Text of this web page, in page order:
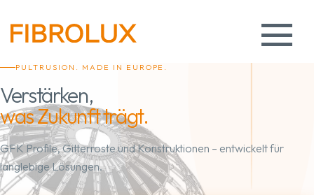
PULTRUSION. MADE IN EUROPE.
Verstärken,
was Zukunft trägt.
GFK Profile, Gitterroste und Konstruktionen – entwickelt für
langlebige Lösungen.